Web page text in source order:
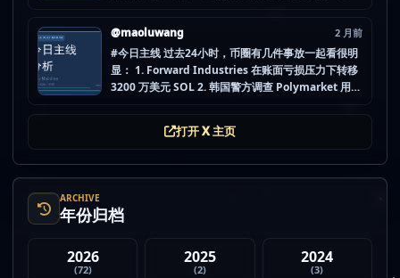
都没做扎实。 mao.lu/today-airdrop-selecti… #空
投项目 #...
@maoluwang 2 月前
#今日主线 过去24小时，币圈有几件事放一起看很明
显： 1. Forward Industries 在账面亏损压力下转移
3200 万美元 SOL 2. 韩国警方调查 Polymarket 用户
打开 X 主页
ARCHIVE
年份归档
2026
(72)
2025
(2)
2024
(3)